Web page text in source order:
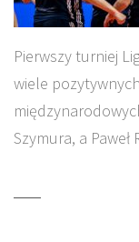
Pierwszy turniej
wiele
Szymura, a